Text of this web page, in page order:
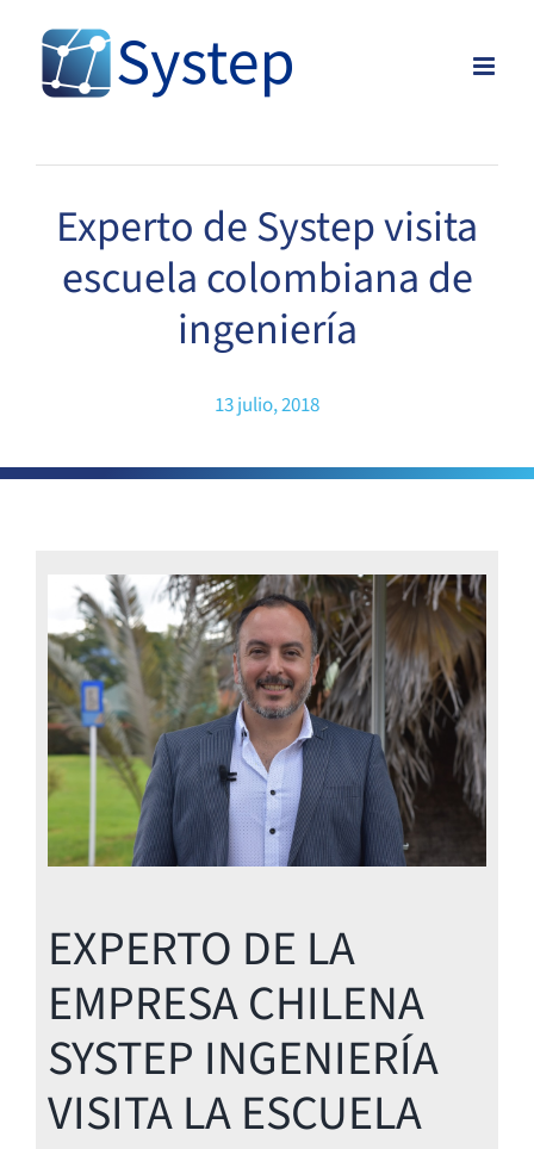
content
Experto de Systep visita
escuela colombiana de
ingeniería
13 julio, 2018
EXPERTO DE LA
EMPRESA CHILENA
SYSTEP INGENIERÍA
VISITA LA ESCUELA